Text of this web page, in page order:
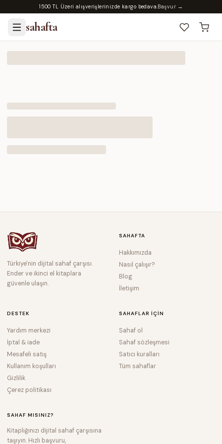
1500 TL Üzeri alışverişlerinizde kargo bedava.Başvur →
sahafta
Türkiye'nin dijital sahaf çarşısı.
Ender ve ikinci el kitaplara
güvenle ulaşın.
SAHAFTA
Hakkımızda
Nasıl çalışır?
Blog
İletişim
DESTEK
Yardım merkezi
İptal & iade
Mesafeli satış
Kullanım koşulları
Gizlilik
Çerez politikası
SAHAFLAR IÇIN
Sahaf ol
Sahaf sözleşmesi
Satıcı kuralları
Tüm sahaflar
SAHAF MISINIZ?
Kitaplığınızı dijital sahaf çarşısına
taşıyın. Hızlı başvuru,